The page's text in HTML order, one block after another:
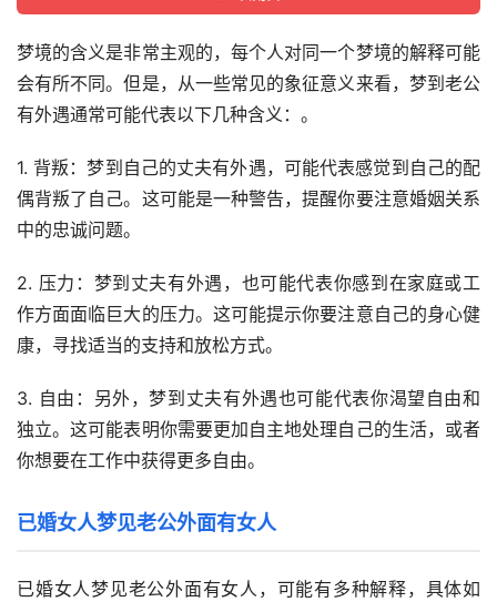
梦境的含义是非常主观的，每个人对同一个梦境的解释可能
会有所不同。但是，从一些常见的象征意义来看，梦到老公
有外遇通常可能代表以下几种含义：。
1. 背叛：梦到自己的丈夫有外遇，可能代表感觉到自己的配
偶背叛了自己。这可能是一种警告，提醒你要注意婚姻关系
中的忠诚问题。
2. 压力：梦到丈夫有外遇，也可能代表你感到在家庭或工
作方面面临巨大的压力。这可能提示你要注意自己的身心健
康，寻找适当的支持和放松方式。
3. 自由：另外，梦到丈夫有外遇也可能代表你渴望自由和
独立。这可能表明你需要更加自主地处理自己的生活，或者
你想要在工作中获得更多自由。
已婚女人梦见老公外面有女人
已婚女人梦见老公外面有女人，可能有多种解释，具体如